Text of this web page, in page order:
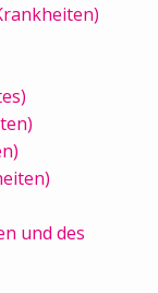
und des